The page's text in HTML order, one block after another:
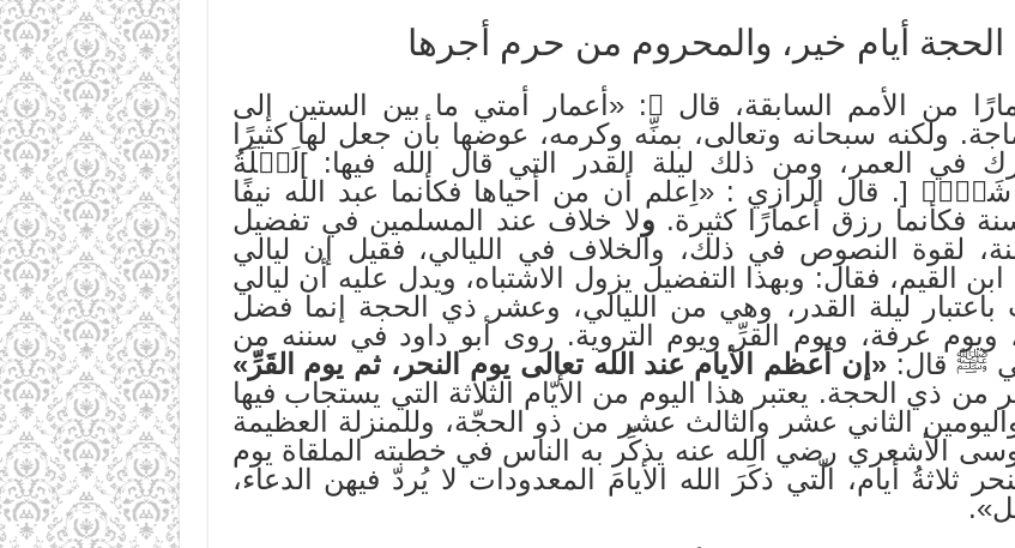
أيام خير، والمحروم من حرم أجرها
من الأمم السابقة، قال ﷺ: «أعمار أمتي ما بين الستين إلى
ولكنه سبحانه وتعالى، بمنِّه وكرمه، عوضها بأن جعل لها كثيرًا
في العمر، ومن ذلك ليلة القدر التي قال الله فيها: ]لَيۡلَةُ
الرازي : «اِعلم أن من أحياها فكأنما عبد الله نيفًا
فكأنما رزق أعمارًا كثيرة. ولا خلاف عند المسلمين في تفضيل
لقوة النصوص في ذلك، والخلاف في الليالي، فقيل إن ليالي
فقال: وبهذا التفضيل يزول الاشتباه، ويدل عليه أن ليالي
ليلة القدر، وهي من الليالي، وعشر ذي الحجة إنما فضل
ويوم عرفة، ويوم القرِّ ويوم التروية. روى أبو داود في سننه من
ﷺ قال:«إن أعظم الأيام عند الله تعالى يوم النحر، ثم يوم القَرِّ»
ذي الحجة. يعتبر هذا اليوم من الأيّام الثلاثة التي يستجاب فيها
الثاني عشر والثالث عشر من ذو الحجّة، وللمنزلة العظيمة
موسى الأشعري رضي الله عنه يذكِّر به الناس في خطبته الملقاة يوم
ثلاثةُ أيام، الّتي ذكَرَ الله الأيامَ المعدودات لا يُردّ فيهن الدعاء،